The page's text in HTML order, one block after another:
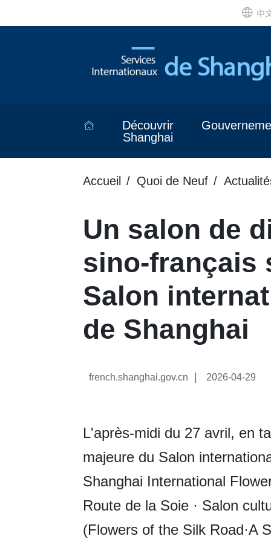
中
Découvrir
Shanghai
Accueil Quoi de Neuf
Un salon de
sino-français
Salon
de Shanghai
french.shanghai.gov.cn 2026-04-29
L'après-midi du 27 avril, en
majeure du Salon
Shanghai International
Route de la Soie · Salon
(Flowers of the Silk Road·A